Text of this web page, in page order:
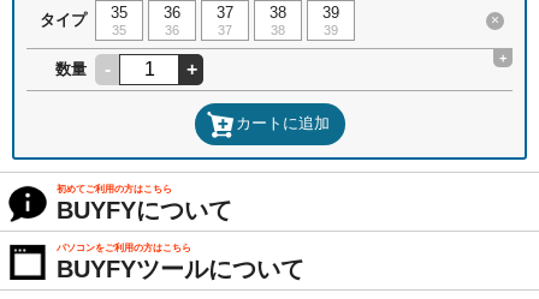
タイプ 35
35
36
36
37
37
38
38
39
39
×
数量 - +
+
カートに追加
初めてご利用の方はこちら
BUYFYについて
パソコンをご利用の方はこちら
BUYFYツールについて